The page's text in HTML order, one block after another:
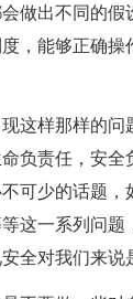
做出不同的假
，能够正确操
这样那样的问
负责任，安全
可少的话题，
这一系列问题
全对我们来说